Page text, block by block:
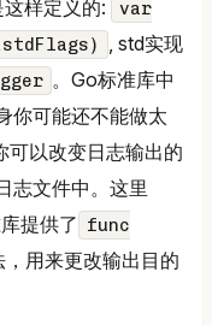
样定义的:
var
, std实现
。Go标准库中
你可能还不能做太
可以改变日志输出的
志文件中。这里
提供了 func
，用来更改输出目的